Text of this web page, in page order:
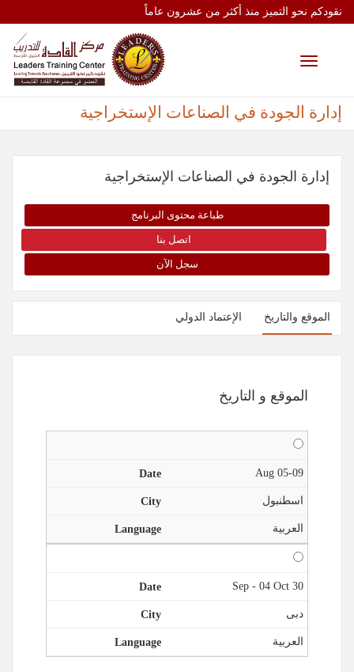
نقودكم نحو التميز منذ أكثر من عشرون عاماً
Toggle
إدارة الجودة في الصناعات الإستخراجية
إدارة الجودة في الصناعات الإستخراجية
طباعة محتوى البرنامج
اتصل بنا
سجل الآن
الموقع والتاريخ الإعتماد الدولي
الموقع و التاريخ
05-09 Aug
اسطنبول
العربية
30 Sep - 04 Oct
دبى
العربية